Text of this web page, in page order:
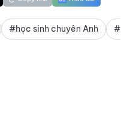
#học sinh chuyên Anh